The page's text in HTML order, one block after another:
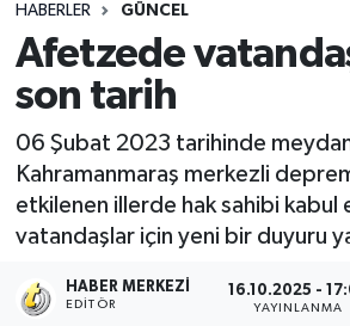
HABERLER GÜNCEL
Afetzede
son tarih
06 Şubat 2023 tarihinde
Kahramanmaraş merkezli
etkilenen illerde hak sahibi kabul
vatandaşlar için yeni bir duyuru
HABER MERKEZI
EDITÖR
16.10.2025 -
YAYINLANMA
Ulusal Haberler
Vefat Edenler